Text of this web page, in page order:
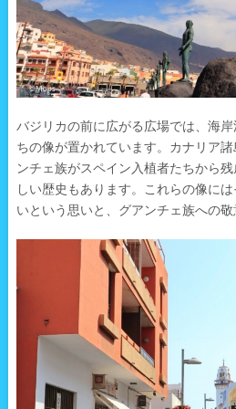
バジリカの前に広がる広場では、海
ちの像が置かれています。カナリア
ンチェ族がスペイン入植者たちから
しい歴史もあります。これらの像に
いという思いと、グアンチェ族への敬